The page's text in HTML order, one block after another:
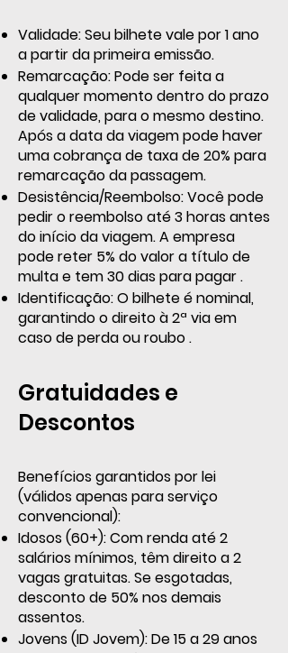
Validade: Seu bilhete vale por 1 ano
a partir da primeira emissão.
Remarcação: Pode ser feita a
qualquer momento dentro do prazo
de validade, para o mesmo destino.
Após a data da viagem pode haver
uma cobrança de taxa de 20% para
remarcação da passagem.
Desistência/Reembolso: Você pode
pedir o reembolso até 3 horas antes
do início da viagem. A empresa
pode reter 5% do valor a título de
multa e tem 30 dias para pagar .
Identificação: O bilhete é nominal,
garantindo o direito à 2ª via em
caso de perda ou roubo .
Gratuidades e
Descontos
Benefícios garantidos por lei
(válidos apenas para serviço
convencional):
Idosos (60+): Com renda até 2
salários mínimos, têm direito a 2
vagas gratuitas. Se esgotadas,
desconto de 50% nos demais
assentos.
Jovens (ID Jovem): De 15 a 29 anos